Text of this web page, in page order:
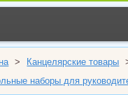
> Канцелярские товары
наборы для